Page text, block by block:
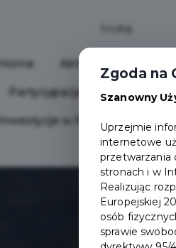
Home Aktualności
Partycypacja Społeczna
Inwestycje w Pruszczu
Zgoda na
Szanowny
Uprzejmie
internetowe
przetwarzania
stronach i w
Realizując
Europejskiej
osób
sprawie